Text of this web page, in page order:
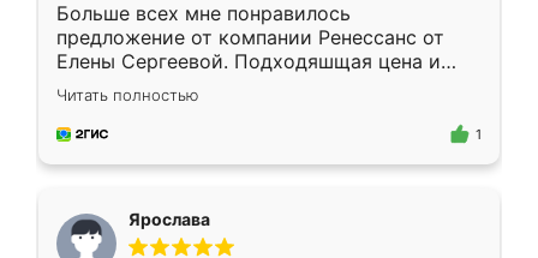
Больше всех мне понравилось
предложение от компании Ренессанс от
Елены Сергеевой. Подходяшщая цена и
короткие сроки изготовления. Приехавший
для замера сотрудник Владислав
предложил по моему эскизу самый
Читать полностью
1
Ярослава